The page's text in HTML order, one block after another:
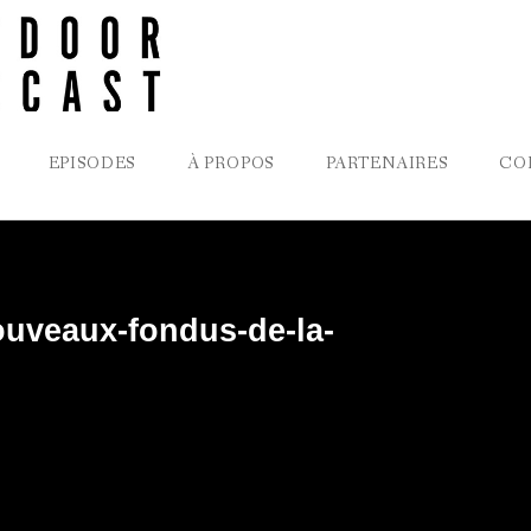
EPISODES À PROPOS PARTENAIRES
fondus-de-la-